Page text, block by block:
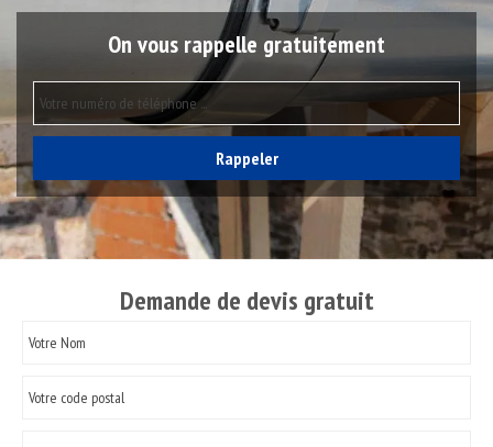
On vous rappelle gratuitement
Demande de devis gratuit